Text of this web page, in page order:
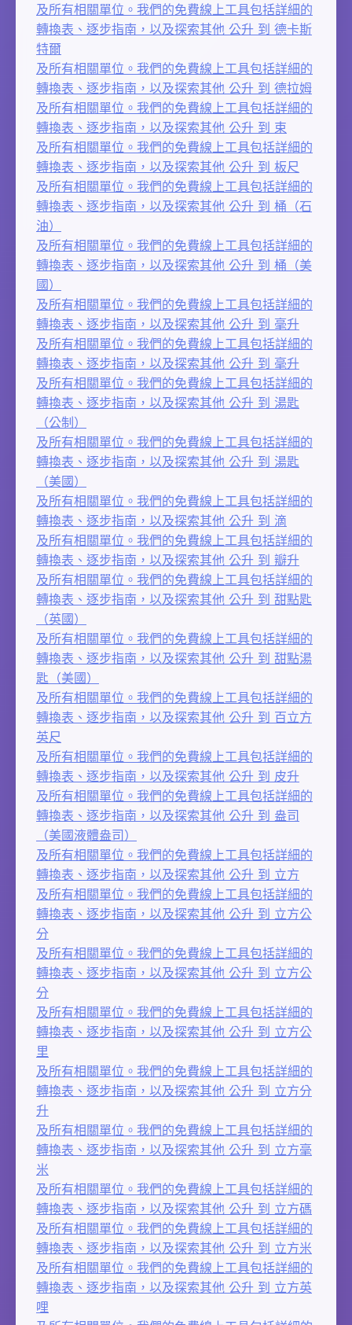
及所有相關單位。我們的免費線上工具包括詳細的
轉換表、逐步指南，以及探索其他 公升 到 德卡斯
特爾
及所有相關單位。我們的免費線上工具包括詳細的
轉換表、逐步指南，以及探索其他 公升 到 德拉姆
及所有相關單位。我們的免費線上工具包括詳細的
轉換表、逐步指南，以及探索其他 公升 到 束
及所有相關單位。我們的免費線上工具包括詳細的
轉換表、逐步指南，以及探索其他 公升 到 板尺
及所有相關單位。我們的免費線上工具包括詳細的
轉換表、逐步指南，以及探索其他 公升 到 桶（石
油）
及所有相關單位。我們的免費線上工具包括詳細的
轉換表、逐步指南，以及探索其他 公升 到 桶（美
國）
及所有相關單位。我們的免費線上工具包括詳細的
轉換表、逐步指南，以及探索其他 公升 到 毫升
及所有相關單位。我們的免費線上工具包括詳細的
轉換表、逐步指南，以及探索其他 公升 到 毫升
及所有相關單位。我們的免費線上工具包括詳細的
轉換表、逐步指南，以及探索其他 公升 到 湯匙
（公制）
及所有相關單位。我們的免費線上工具包括詳細的
轉換表、逐步指南，以及探索其他 公升 到 湯匙
（美國）
及所有相關單位。我們的免費線上工具包括詳細的
轉換表、逐步指南，以及探索其他 公升 到 滴
及所有相關單位。我們的免費線上工具包括詳細的
轉換表、逐步指南，以及探索其他 公升 到 瓣升
及所有相關單位。我們的免費線上工具包括詳細的
轉換表、逐步指南，以及探索其他 公升 到 甜點匙
（英國）
及所有相關單位。我們的免費線上工具包括詳細的
轉換表、逐步指南，以及探索其他 公升 到 甜點湯
匙（美國）
及所有相關單位。我們的免費線上工具包括詳細的
轉換表、逐步指南，以及探索其他 公升 到 百立方
英尺
及所有相關單位。我們的免費線上工具包括詳細的
轉換表、逐步指南，以及探索其他 公升 到 皮升
及所有相關單位。我們的免費線上工具包括詳細的
轉換表、逐步指南，以及探索其他 公升 到 盎司
（美國液體盎司）
及所有相關單位。我們的免費線上工具包括詳細的
轉換表、逐步指南，以及探索其他 公升 到 立方
及所有相關單位。我們的免費線上工具包括詳細的
轉換表、逐步指南，以及探索其他 公升 到 立方公
分
及所有相關單位。我們的免費線上工具包括詳細的
轉換表、逐步指南，以及探索其他 公升 到 立方公
分
及所有相關單位。我們的免費線上工具包括詳細的
轉換表、逐步指南，以及探索其他 公升 到 立方公
里
及所有相關單位。我們的免費線上工具包括詳細的
轉換表、逐步指南，以及探索其他 公升 到 立方分
升
及所有相關單位。我們的免費線上工具包括詳細的
轉換表、逐步指南，以及探索其他 公升 到 立方毫
米
及所有相關單位。我們的免費線上工具包括詳細的
轉換表、逐步指南，以及探索其他 公升 到 立方碼
及所有相關單位。我們的免費線上工具包括詳細的
轉換表、逐步指南，以及探索其他 公升 到 立方米
及所有相關單位。我們的免費線上工具包括詳細的
轉換表、逐步指南，以及探索其他 公升 到 立方英
哩